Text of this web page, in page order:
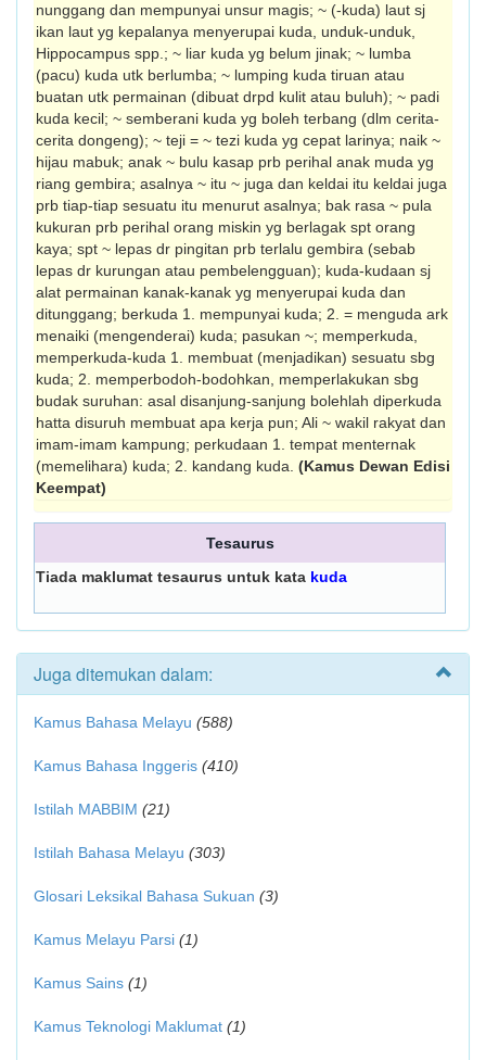
nunggang dan mempunyai unsur magis; ~ (-kuda) laut sj
ikan laut yg kepalanya menye­rupai kuda, unduk-unduk,
Hippocampus spp.; ~ liar kuda yg belum jinak; ~ lumba
(pacu) kuda utk berlumba; ~ lumping kuda tiruan atau
buatan utk permainan (dibuat drpd kulit atau buluh); ~ padi
kuda kecil; ~ semberani kuda yg boleh terbang (dlm cerita-
cerita dongeng); ~ teji = ~ tezi kuda yg cepat larinya; naik ~
hijau mabuk; anak ~ bulu kasap prb perihal anak muda yg
riang gembira; asalnya ~ itu ~ juga dan keldai itu keldai juga
prb tiap-tiap sesuatu itu menurut asalnya; bak rasa ~ pula
kukuran prb perihal orang miskin yg berlagak spt orang
kaya; spt ~ lepas dr pingitan prb terlalu gembira (sebab
lepas dr kurungan atau pem­belengguan); kuda-kudaan sj
alat permainan kanak­-kanak yg menyerupai kuda dan
ditunggang; berkuda 1. mempunyai kuda; 2. = menguda ark
menaiki (mengenderai) kuda; pasukan ~; memperkuda,
memperkuda-kuda 1. mem­buat (menjadikan) sesuatu sbg
kuda; 2. memperbodoh-bodohkan, memperlakukan sbg
budak suruhan: asal disanjung-sanjung bolehlah diperkuda
hatta disuruh membuat apa kerja pun; Ali ~ wakil rakyat dan
imam-imam kampung; perkudaan 1. tempat menternak
(meme­lihara) kuda; 2. kandang kuda. (Kamus Dewan Edisi
Keempat)
Tesaurus
Tiada maklumat tesaurus untuk kata kuda
Juga ditemukan dalam:
Kamus Bahasa Melayu (588)
Kamus Bahasa Inggeris (410)
Istilah MABBIM (21)
Istilah Bahasa Melayu (303)
Glosari Leksikal Bahasa Sukuan (3)
Kamus Melayu Parsi (1)
Kamus Sains (1)
Kamus Teknologi Maklumat (1)